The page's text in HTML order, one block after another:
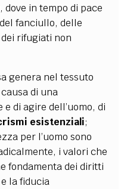
in tempo di pace
fanciullo, delle
rifugiati non
genera nel tessuto
di una
di agire dell’uomo, di
esistenziali;
per l’uomo sono
i valori che
fondamenta dei diritti
la fiducia